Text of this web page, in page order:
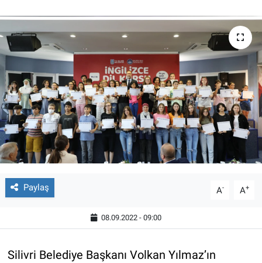
Paylaş A- A+
08.09.2022 - 09:00
Silivri Belediye Başkanı Volkan Yılmaz’ın
Haber Arşivi